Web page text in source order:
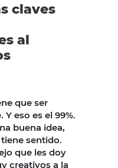
claves
al
que ser
eso es el 99%.
buena idea,
sentido.
que les doy
creativos a la